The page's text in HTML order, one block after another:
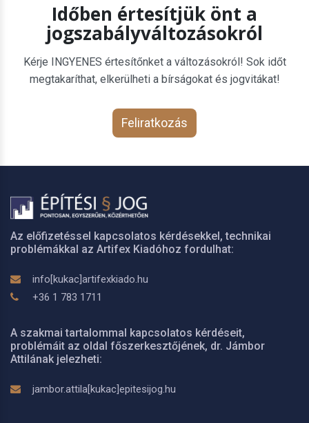
Időben értesítjük önt a
jogszabályváltozásokról
Kérje INGYENES értesítőnket a változásokról! Sok időt
megtakaríthat, elkerülheti a bírságokat és jogvitákat!
Feliratkozás
Az előfizetéssel kapcsolatos kérdésekkel, technikai
problémákkal az Artifex Kiadóhoz fordulhat:
info[kukac]artifexkiado.hu
+36 1 783 1711
A szakmai tartalommal kapcsolatos kérdéseit,
problémáit az oldal főszerkesztőjének, dr. Jámbor
Attilának jelezheti:
jambor.attila[kukac]epitesijog.hu